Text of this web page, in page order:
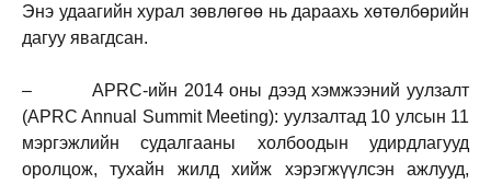
Энэ удаагийн хурал зөвлөгөө нь дараахь хөтөлбөрийн
дагуу явагдсан.
– АPRC-ийн 2014 оны дээд хэмжээний уулзалт
(APRC Annual Summit Meeting): уулзалтад 10 улсын 11
мэргэжлийн судалгааны холбоодын удирдлагууд
оролцож, тухайн жилд хийж хэрэгжүүлсэн ажлууд,